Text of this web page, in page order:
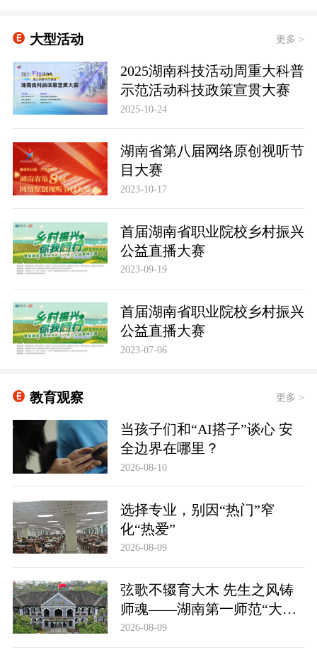
大型活动 更多 >
2025湖南科技活动周重大科普
示范活动科技政策宣贯大赛
2025-10-24
湖南省第八届网络原创视听节
目大赛
2023-10-17
首届湖南省职业院校乡村振兴
公益直播大赛
2023-09-19
首届湖南省职业院校乡村振兴
公益直播大赛
2023-07-06
教育观察 更多 >
当孩子们和“AI搭子”谈心 安
全边界在哪里？
2026-08-10
选择专业，别因“热门”窄
化“热爱”
2026-08-09
弦歌不辍育大木 先生之风铸
师魂——湖南第一师范“大先
生”群体精神的传承与时代启
2026-08-09